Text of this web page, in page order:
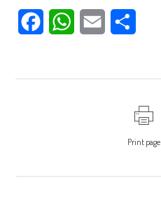
FacebookWhatsAppEmail
Print page